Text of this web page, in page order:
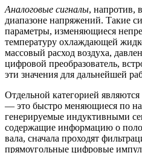
Аналоговые сигналы, напротив,
диапазоне напряжений. Такие
параметры, изменяющиеся
температуру охлаждающей
массовый расход воздуха,
цифровой преобразователь,
эти значения для дальнейшей
Отдельной категорией являются
— это быстро меняющиеся по
генерируемые индуктивными
содержащие информацию о
вала, сначала проходят
прямоугольные цифровые